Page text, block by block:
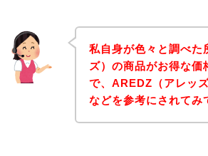
私自身が色々と調べた
ズ）の商品がお得な
で、AREDZ（アレッ
などを参考にされてみ